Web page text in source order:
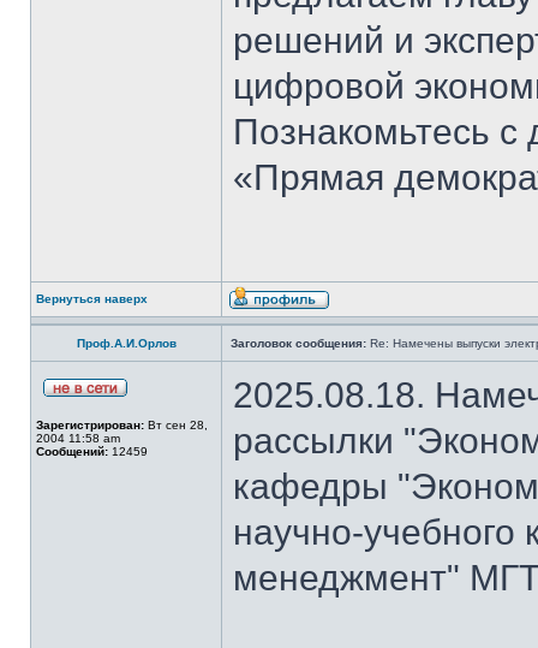
решений и
цифровой
Познакомьтесь
«Прямая
Вернуться наверх
Проф.А.И.Орлов Заголовок сообщения: Re: Намечены выпуски
Зарегистрирован: Вт сен 28,
2004 11:58 am
Сообщений: 12459
2025.08.18.
рассылки
кафедры
научно-
менеджмент"